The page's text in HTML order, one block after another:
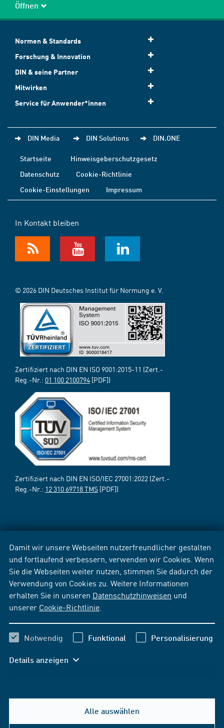
Damit wir unsere Webseiten nutzerfreundlicher gestalten
und fortlaufend verbessern, verwenden wir Cookies. Wenn
Sie die Webseiten weiter nutzen, stimmen Sie dadurch der
Verwendung von Cookies zu. Weitere Informationen
erhalten Sie in unseren Datenschutzhinweisen und
unserer Cookie-Richtlinie
Notwendig Funktional Personalisierung
Details anzeigen
Alle auswählen
Öffnen
Normen & Standards
Forschung & Innovation
DIN & seine Partner
Mitwirken
Service für Anwender*innen
DIN Media DIN Solutions DIN.ONE
Startseite
Hinweisgeberschutzgesetz
Datenschutz
Cookie-Richtlinie
Cookie-Einstellungen
Impressum
In Kontakt bleiben
© 2026 DIN Deutsches Institut für Normung e. V.
Zertifiziert nach DIN EN ISO 9001:2015-11 (Zert.-
Reg.-Nr.: 01 100 2100794 [PDF])
Zertifiziert nach DIN EN ISO/IEC 27001:2022 (Zert.-
Reg.-Nr.: 12 310 69718 TMS [PDF])